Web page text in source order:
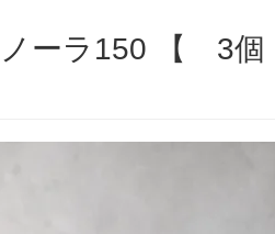
ーラ150 【 3個